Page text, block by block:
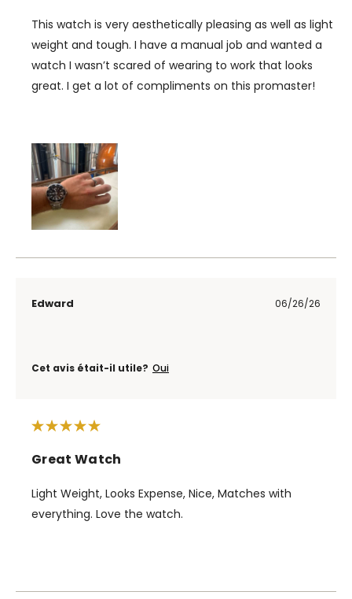
This watch is very aesthetically pleasing as well as light
weight and tough. I have a manual job and wanted a
watch I wasn’t scared of wearing to work that looks
great. I get a lot of compliments on this promaster!
Edward 06/26/26
Cet avis était-il utile? Oui
Great Watch
Light Weight, Looks Expense, Nice, Matches with
everything. Love the watch.